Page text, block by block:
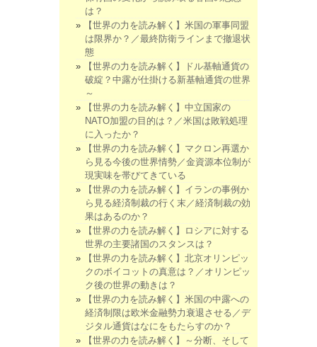
は？
【世界の力を読み解く】米国の軍事同盟
は限界か？／最終防衛ラインまで撤退状
態
【世界の力を読み解く】ドル基軸通貨の
破綻？中露が仕掛ける新基軸通貨の世界
～
【世界の力を読み解く】中立国家の
NATO加盟の目的は？／米国は敗戦処理
に入ったか？
【世界の力を読み解く】マクロン再選か
ら見る今後の世界情勢／金資源本位制が
現実味を帯びてきている
【世界の力を読み解く】イランの事例か
ら見る経済制裁の行く末／経済制裁の効
果はあるのか？
【世界の力を読み解く】ロシアに対する
世界の主要諸国のスタンスは？
【世界の力を読み解く】北京オリンピッ
クのボイコットの真意は？／オリンピッ
ク後の世界の動きは？
【世界の力を読み解く】米国の中露への
経済制限は欧米金融勢力衰退させる／デ
ジタル通貨はなにをもたらすのか？
【世界の力を読み解く】～分断、そして